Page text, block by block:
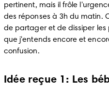
pertinent, mais il frôle
des réponses à 3h du matin.
de partager et de dissiper les
que j'entends encore et
confusion.
Idée reçue 1: Les